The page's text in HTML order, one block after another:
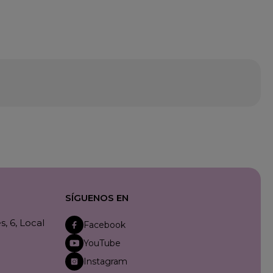
6, Local
SÍGUENOS EN
Facebook
YouTube
Instagram